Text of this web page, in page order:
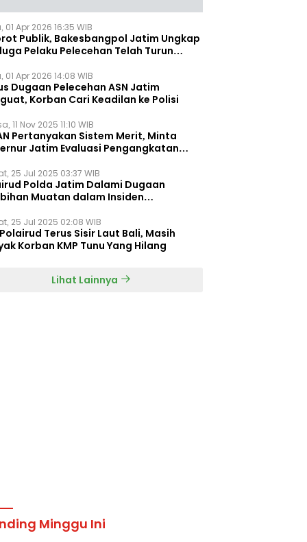
01 Apr 2026 16:35 WIB
Publik, Bakesbangpol Jatim Ungkap
Pelaku Pelecehan Telah Turun
01 Apr 2026 14:08 WIB
Dugaan Pelecehan ASN Jatim
Korban Cari Keadilan ke Polisi
11 Nov 2025 11:10 WIB
Pertanyakan Sistem Merit, Minta
Jatim Evaluasi Pengangkatan
25 Jul 2025 03:37 WIB
Polda Jatim Dalami Dugaan
Muatan dalam Insiden
25 Jul 2025 02:08 WIB
Terus Sisir Laut Bali, Masih
Korban KMP Tunu Yang Hilang
Lihat Lainnya
Minggu Ini